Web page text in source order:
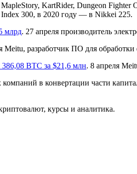
KartRider, Dungeon
300, в 2020 году — в Nikkei 225.
млрд. 27 апреля производитель
разработчик ПО для обработки
386,08 BTC за $21,6 млн. 8 апреля
в конвертации части
курсы и аналитика.